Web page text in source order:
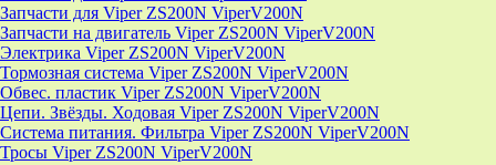
Запчасти для Viper ZS200N ViperV200N
Запчасти на двигатель Viper ZS200N ViperV200N
Электрика Viper ZS200N ViperV200N
Тормозная система Viper ZS200N ViperV200N
Обвес. пластик Viper ZS200N ViperV200N
Цепи. Звёзды. Ходовая Viper ZS200N ViperV200N
Система питания. Фильтра Viper ZS200N ViperV200N
Тросы Viper ZS200N ViperV200N